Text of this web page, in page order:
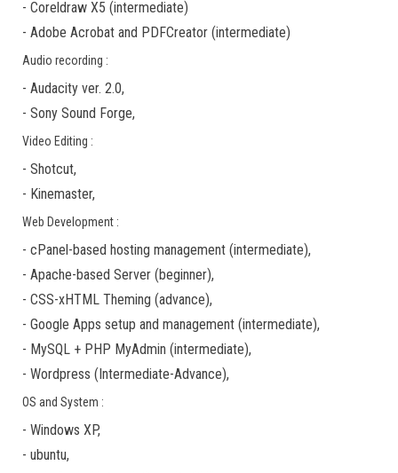
- Coreldraw X5 (intermediate)
- Adobe Acrobat and PDFCreator (intermediate)
Audio recording :
- Audacity ver. 2.0,
- Sony Sound Forge,
Video Editing :
- Shotcut,
- Kinemaster,
Web Development :
- cPanel-based hosting management (intermediate),
- Apache-based Server (beginner),
- CSS-xHTML Theming (advance),
- Google Apps setup and management (intermediate),
- MySQL + PHP MyAdmin (intermediate),
- Wordpress (Intermediate-Advance),
OS and System :
- Windows XP,
- ubuntu,